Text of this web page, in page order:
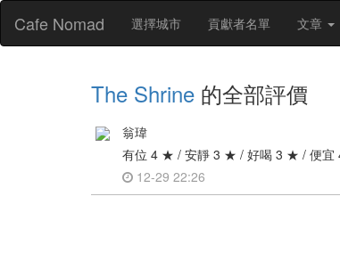
Cafe Nomad 選擇城市 貢獻者名單 文章
The Shrine 的全部評價
翁瑋
有位 4 ★ / 安靜 3 ★ / 好喝 3 ★ / 便
12-29 22:26